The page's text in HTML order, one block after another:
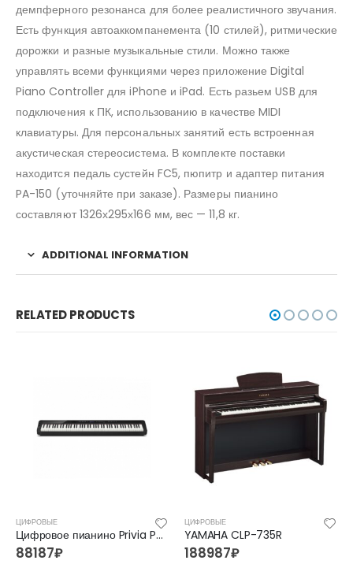
демпферного резонанса для более реалистичного звучания.
Есть функция автоаккомпанемента (10 стилей), ритмические
дорожки и разные музыкальные стили. Можно также
управлять всеми функциями через приложение Digital
Piano Controller для iPhone и iPad. Есть разьем USB для
подключения к ПК, использованию в качестве MIDI
клавиатуры. Для персональных занятий есть встроенная
акустическая стереосистема. В комплекте поставки
находится педаль сустейн FC5, пюпитр и адаптер питания
PA-150 (уточняйте при заказе). Размеры пианино
составляют 1326х295х166 мм, вес — 11,8 кг.
ADDITIONAL INFORMATION
RELATED PRODUCTS
ЦИФРОВЫЕ
Цифровое пианино Privia PX-S3000
88187₽
ЦИФРОВЫЕ
YAMAHA CLP-735R
188987₽